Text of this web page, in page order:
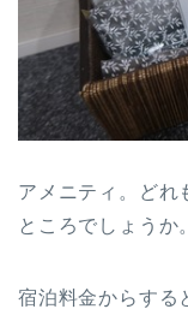
アメニティ。どれ
ところでしょうか。
宿泊料金からする